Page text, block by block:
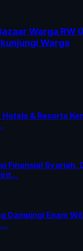
Warga RW
Warga
& Resorts
Finansial Syariah,
Dampingi Enam